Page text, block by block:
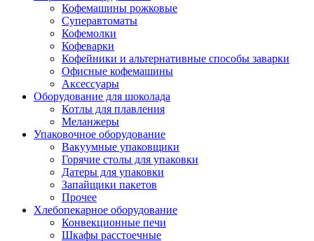
Кофемашины рожковые
Суперавтоматы
Кофемолки
Кофеварки
Кофейники и альтернативные способы заварки
Офисные кофемашины
Аксессуары
Оборудование для шоколада
Котлы для плавления
Меланжеры
Упаковочное оборудование
Вакуумные упаковщики
Горячие столы для упаковки
Датеры для упаковки
Запайщики пакетов
Прочее
Хлебопекарное оборудование
Конвекционные печи
Шкафы расстоечные